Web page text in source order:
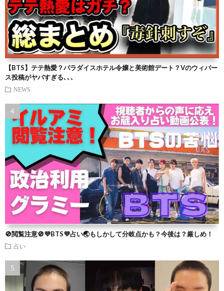
【BTS】テテ熱愛？パラダイスホテル令嬢と美術館デート？Vのウィバー
ス投稿がヤバすぎる､､､
NEWS
🚫閲覧注意🚫💜BTS💜占い🌏もしかして分岐点かも？今後は？厳しめ！
占い